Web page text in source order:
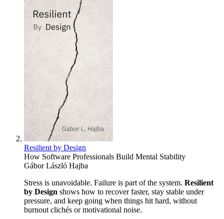
Resilient by Design
How Software Professionals Build Mental Stability
Gábor László Hajba
Stress is unavoidable. Failure is part of the system. Resilient
by Design shows how to recover faster, stay stable under
pressure, and keep going when things hit hard, without
burnout clichés or motivational noise.